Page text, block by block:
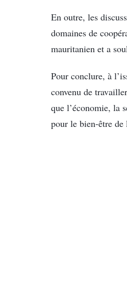
En outre, les
domaines de
mauritanien et a
Pour conclure, à
convenu de
que l’économie, la
pour le bien-être